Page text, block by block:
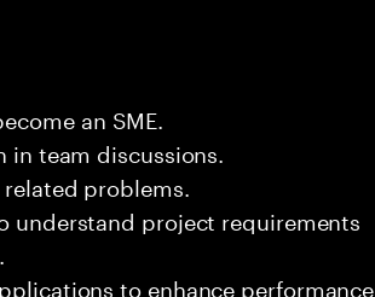
an SME.
team discussions.
problems.
understand project requirements
to enhance performance